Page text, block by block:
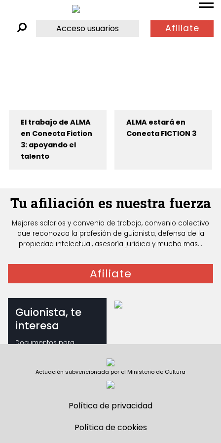
Acceso usuarios Afiliate
El trabajo de ALMA
en Conecta Fiction
3: apoyando el
talento
ALMA estará en
Conecta FICTION 3
Tu afiliación es nuestra fuerza
Mejores salarios y convenio de trabajo, convenio colectivo
que reconozca la profesión de guionista, defensa de la
propiedad intelectual, asesoría jurídica y mucho mas...
Afiliate
Guionista, te
interesa
Documentos para
Actuación subvencionada por el Ministerio de Cultura
Política de privacidad
Política de cookies